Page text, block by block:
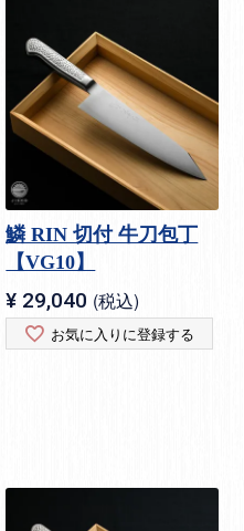
鱗 RIN 切付 牛刀包丁
【VG10】
¥ 29,040 税込
お気に入りに登録する